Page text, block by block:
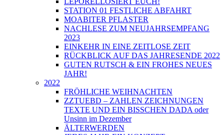
STATION 01 FESTLICHE ABFAHRT
MOABITER PFLASTER
NACHLESE ZUM NEUJAHRSEMPFANG
2023
EINKEHR IN EINE ZEITLOSE ZEIT
RÜCKBLICK AUF DAS JAHRESENDE 2022
GUTEN RUTSCH & EIN FROHES NEUES
JAHR!
2022
FRÖHLICHE WEIHNACHTEN
ZZTUEBD – ZAHLEN ZEICHNUNGEN
TEXTE UND EIN BISSCHEN DADA oder
Unsinn im Dezember
ÄLTERWERDEN